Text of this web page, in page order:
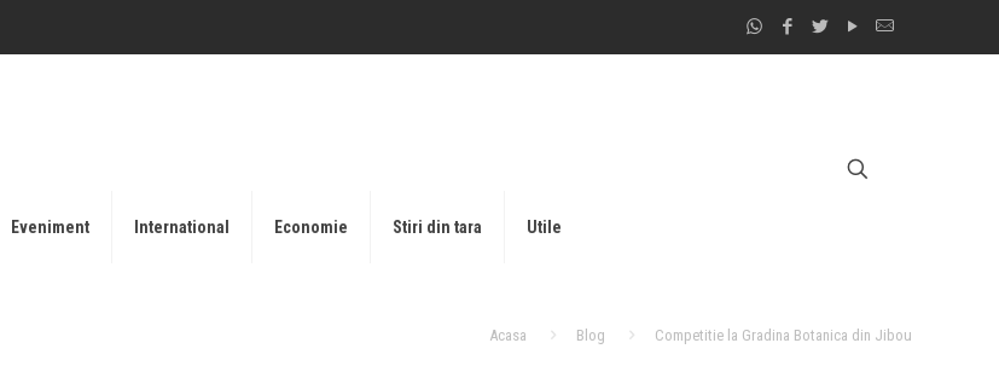
Eveniment International Economie Stiri din tara Utile
Acasa Blog Competitie la Gradina Botanica din Jibou